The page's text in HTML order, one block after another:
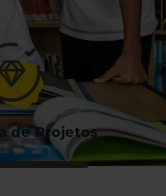
de Projetos